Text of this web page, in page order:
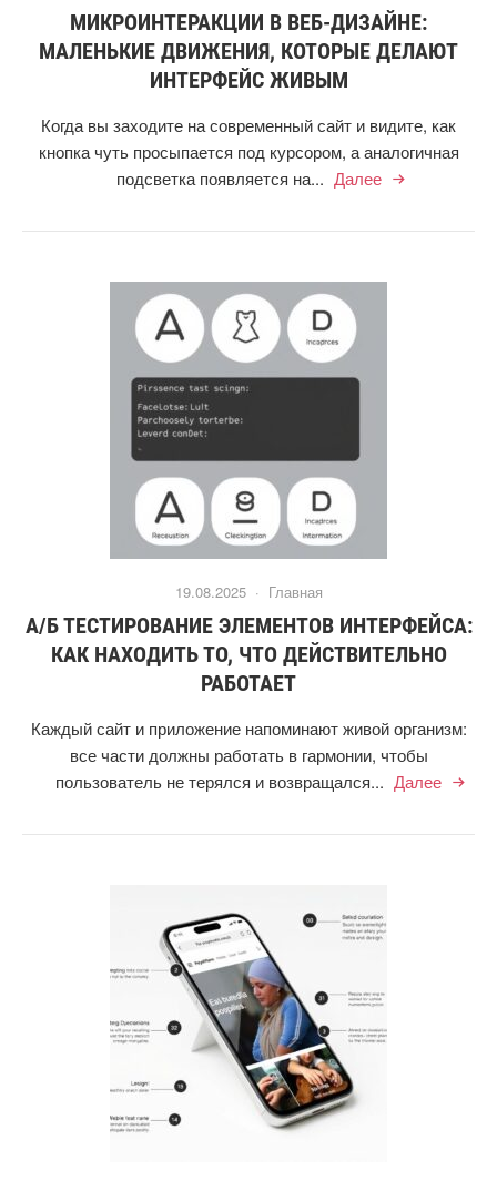
МИКРОИНТЕРАКЦИИ В ВЕБ-ДИЗАЙНЕ:
МАЛЕНЬКИЕ ДВИЖЕНИЯ, КОТОРЫЕ ДЕЛАЮТ
ИНТЕРФЕЙС ЖИВЫМ
Когда вы заходите на современный сайт и видите, как
кнопка чуть просыпается под курсором, а аналогичная
подсветка появляется на... Далее
19.08.2025 · Главная
А/Б ТЕСТИРОВАНИЕ ЭЛЕМЕНТОВ ИНТЕРФЕЙСА:
КАК НАХОДИТЬ ТО, ЧТО ДЕЙСТВИТЕЛЬНО
РАБОТАЕТ
Каждый сайт и приложение напоминают живой организм:
все части должны работать в гармонии, чтобы
пользователь не терялся и возвращался... Далее